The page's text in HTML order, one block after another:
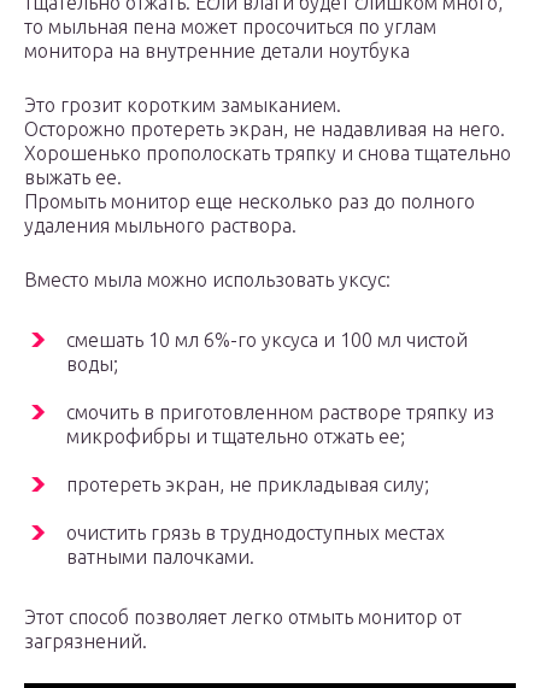
то мыльная пена может просочиться по углам
монитора на внутренние детали ноутбука
Это грозит коротким замыканием.
Осторожно протереть экран, не надавливая на него.
Хорошенько прополоскать тряпку и снова тщательно
выжать ее.
Промыть монитор еще несколько раз до полного
удаления мыльного раствора.
Вместо мыла можно использовать уксус:
смешать 10 мл 6%-го уксуса и 100 мл чистой
воды;
смочить в приготовленном растворе тряпку из
микрофибры и тщательно отжать ее;
протереть экран, не прикладывая силу;
очистить грязь в труднодоступных местах
ватными палочками.
Этот способ позволяет легко отмыть монитор от
загрязнений.